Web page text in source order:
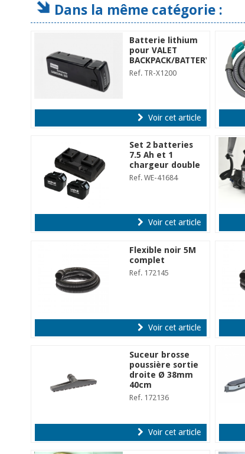
Dans la même catégorie :
Batterie lithium
pour VALET
BACKPACK/BATTERY
Ref. TR-X1200
Voir cet article
Set 2 batteries
7.5 Ah et 1
chargeur double
Ref. WE-41684
Voir cet article
Flexible noir 5M
complet
Ref. 172145
Voir cet article
Suceur brosse
poussière sortie
droite Ø 38mm
40cm
Ref. 172136
Voir cet article